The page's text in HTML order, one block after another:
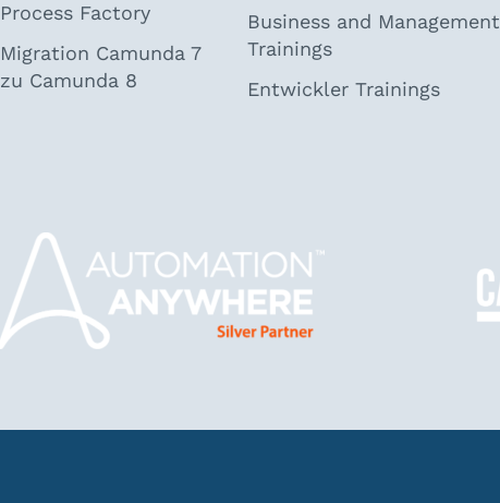
Process Factory
Migration Camunda 7
zu Camunda 8
Business and Management
Trainings
Entwickler Trainings